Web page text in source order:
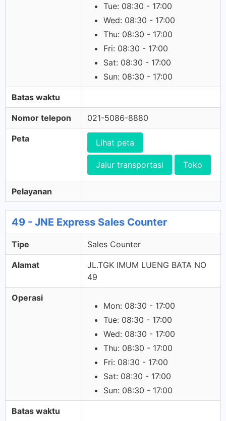
Tue: 08:30 - 17:00
Wed: 08:30 - 17:00
Thu: 08:30 - 17:00
Fri: 08:30 - 17:00
Sat: 08:30 - 17:00
Sun: 08:30 - 17:00
Batas waktu
Nomor telepon 021-5086-8880
Peta Lihat peta
Jalur transportasi Toko
Pelayanan
49 - JNE Express Sales Counter
Tipe Sales Counter
Alamat
JL.TGK IMUM LUENG BATA NO
49
Operasi
Mon: 08:30 - 17:00
Tue: 08:30 - 17:00
Wed: 08:30 - 17:00
Thu: 08:30 - 17:00
Fri: 08:30 - 17:00
Sat: 08:30 - 17:00
Sun: 08:30 - 17:00
Batas waktu